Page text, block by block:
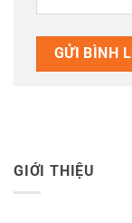
GIỚI THIỆU